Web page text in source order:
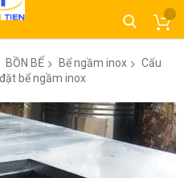
BỒN BỂ Bể ngầm inox
Cấu
bể ngầm inox